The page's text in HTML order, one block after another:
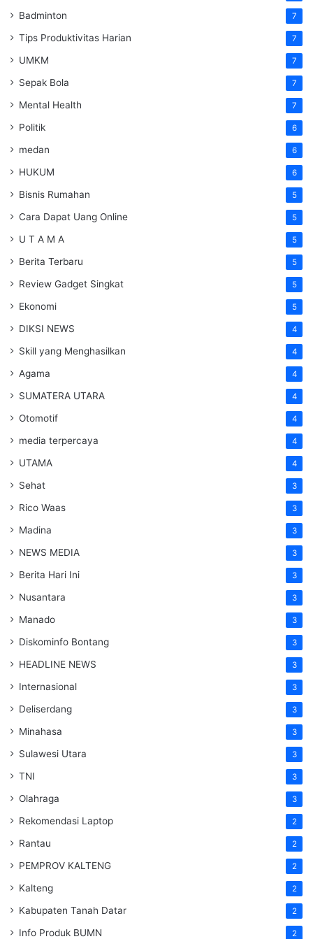
Badminton 7
Tips Produktivitas Harian 7
UMKM 7
Sepak Bola 7
Mental Health 7
Politik 6
medan 6
HUKUM 6
Bisnis Rumahan 5
Cara Dapat Uang Online 5
U T A M A 5
Berita Terbaru 5
Review Gadget Singkat 5
Ekonomi 5
DIKSI NEWS 4
Skill yang Menghasilkan 4
Agama 4
SUMATERA UTARA 4
Otomotif 4
media terpercaya 4
UTAMA 4
Sehat 3
Rico Waas 3
Madina 3
NEWS MEDIA 3
Berita Hari Ini 3
Nusantara 3
Manado 3
Diskominfo Bontang 3
HEADLINE NEWS 3
Internasional 3
Deliserdang 3
Minahasa 3
Sulawesi Utara 3
TNI 3
Olahraga 3
Rekomendasi Laptop 2
Rantau 2
PEMPROV KALTENG 2
Kalteng 2
Kabupaten Tanah Datar 2
Info Produk BUMN 2